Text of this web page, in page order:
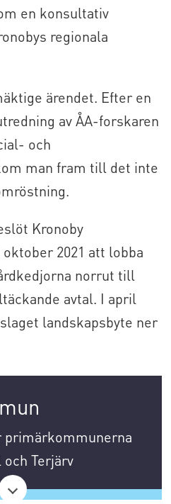
en konsultativ
regionala
ärendet. Efter en
av ÅA-forskaren
och
man fram till det inte
Kronoby
2021 att lobba
norrut till
avtal. I april
landskapsbyte ner
primärkommunerna
Terjärv